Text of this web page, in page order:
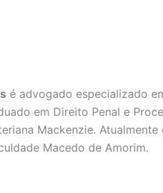
é advogado especializado
em Direito Penal e
Mackenzie.
Macedo de Amorim.